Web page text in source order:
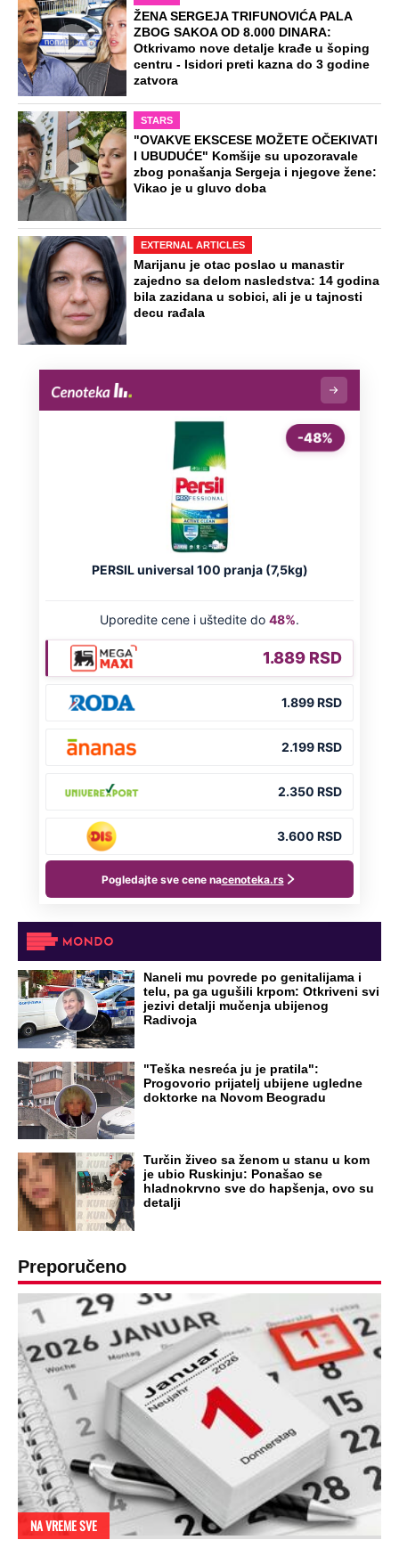
ŽENA SERGEJA TRIFUNOVIĆA PALA
ZBOG SAKOA OD 8.000 DINARA:
Otkrivamo nove detalje krađe u šoping
centru - Isidori preti kazna do 3 godine
zatvora
STARS
"OVAKVE EKSCESE MOŽETE OČEKIVATI
I UBUDUĆE" Komšije su upozoravale
zbog ponašanja Sergeja i njegove žene:
Vikao je u gluvo doba
EXTERNAL ARTICLES
Marijanu je otac poslao u manastir
zajedno sa delom nasledstva: 14 godina
bila zazidana u sobici, ali je u tajnosti
decu rađala
Naneli mu povrede po genitalijama i
telu, pa ga ugušili krpom: Otkriveni svi
jezivi detalji mučenja ubijenog
Radivoja
"Teška nesreća ju je pratila":
Progovorio prijatelj ubijene ugledne
doktorke na Novom Beogradu
Turčin živeo sa ženom u stanu u kom
je ubio Ruskinju: Ponašao se
hladnokrvno sve do hapšenja, ovo su
detalji
Preporučeno
NA VREME SVE